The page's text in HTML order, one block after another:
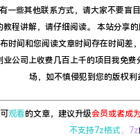
一些其他联系方式，请大家不要盲
教程讲解，请仔细阅读。 本站分享
时间和您阅读文章时间存在时间差
业公司上收费几百上千的项目我免
场，如不慎侵犯到您的版权
观看的文章，建议升级会员或者成
不支持7z格式 ，7z